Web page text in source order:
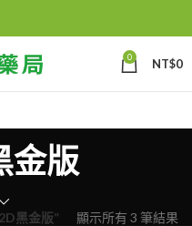
0 NT$0
金版
黑金版” 顯示所有 3 筆結果